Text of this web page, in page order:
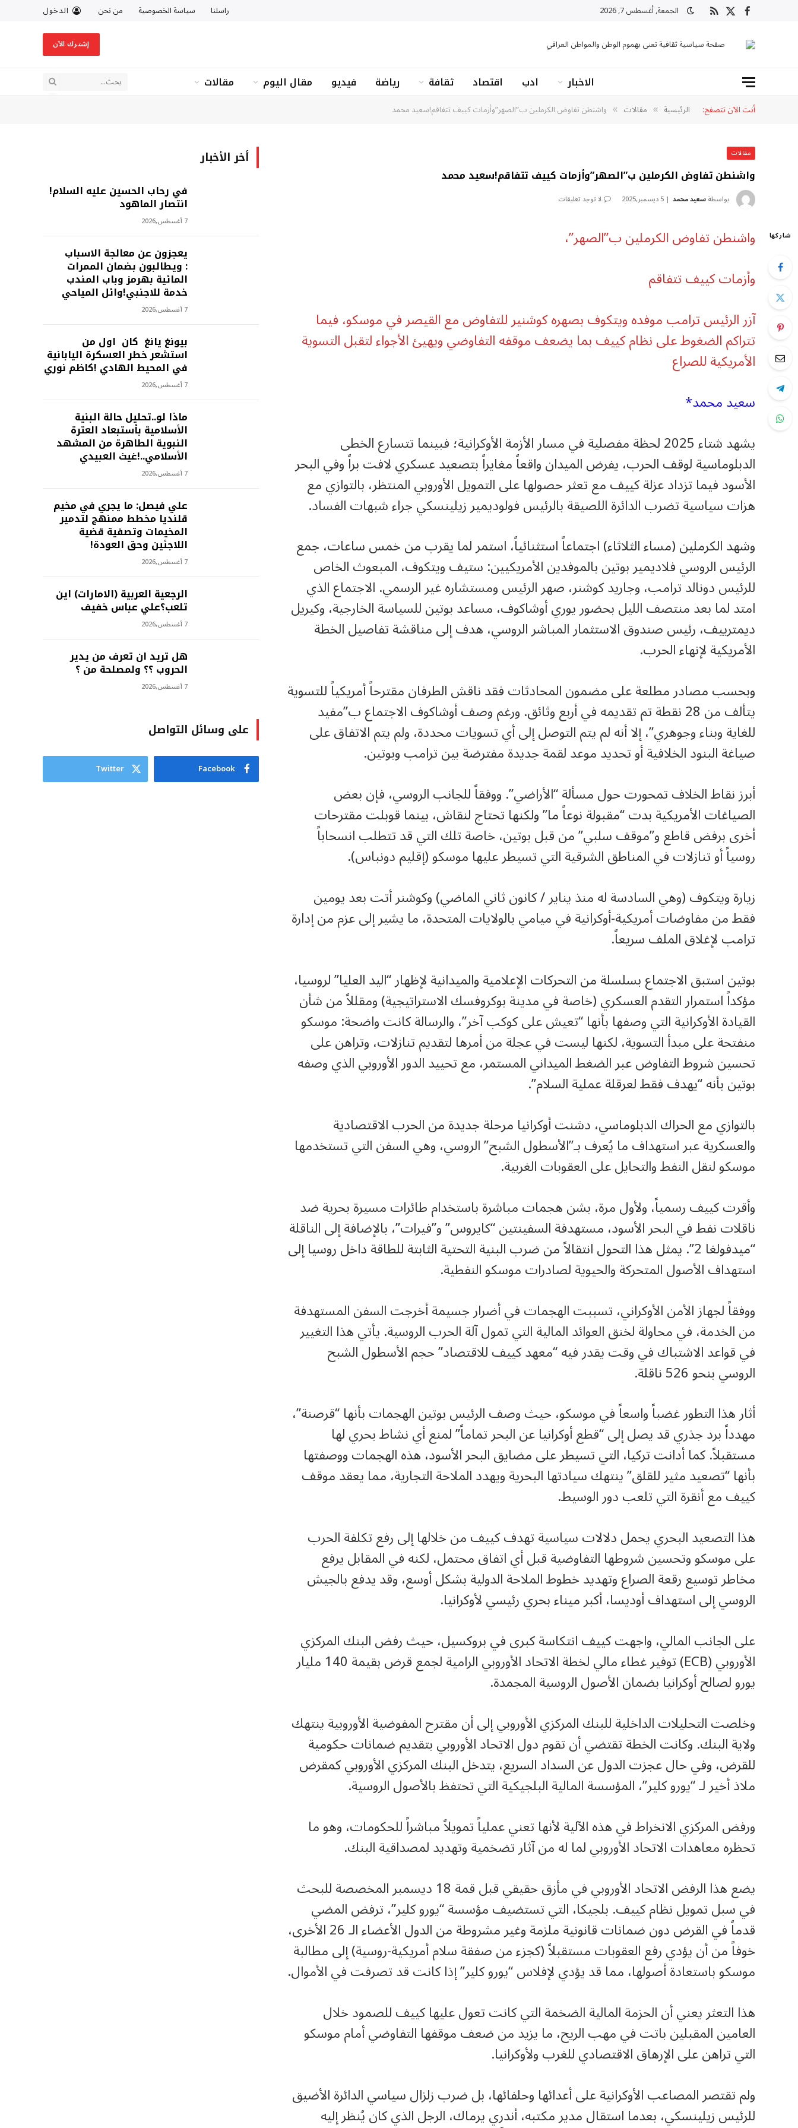
فيسبوك
X
RSS الجمعة, أغسطس 7, 2026 راسلنا سياسة الخصوصية من نحن الدخول
صفحة سياسية ثقافية تعنى بهموم الوطن والمواطن العراقي إشترك الآن
الاخبار ادب اقتصاد ثقافة رياضة فيديو مقال اليوم مقالات
أنت الآن تتصفح: الرئيسية » مقالات » واشنطن تفاوض الكرملين ب”الصهر”وأزمات كييف تتفاقم!سعيد محمد
مقالات
واشنطن تفاوض الكرملين ب”الصهر”وأزمات كييف تتفاقم!سعيد محمد
بواسطةسعيد محمد 5 ديسمبر,2025 لا توجد تعليقات
شاركها
واشنطن تفاوض الكرملين ب”الصهر”،
وأزمات كييف تتفاقم
آزر الرئيس ترامب موفده ويتكوف بصهره كوشنير للتفاوض مع القيصر في موسكو، فيما
تتراكم الضغوط على نظام كييف بما يضعف موقفه التفاوضي ويهيئ الأجواء لتقبل التسوية
الأمريكية للصراع
سعيد محمد*
يشهد شتاء 2025 لحظة مفصلية في مسار الأزمة الأوكرانية؛ فبينما تتسارع الخطى
الدبلوماسية لوقف الحرب، يفرض الميدان واقعاً مغايراً بتصعيد عسكري لافت براً وفي البحر
الأسود فيما تزداد عزلة كييف مع تعثر حصولها على التمويل الأوروبي المنتظر، بالتوازي مع
هزات سياسية تضرب الدائرة اللصيقة بالرئيس فولوديمير زيلينسكي جراء شبهات الفساد.
وشهد الكرملين (مساء الثلاثاء) اجتماعاً استثنائياً، استمر لما يقرب من خمس ساعات، جمع
الرئيس الروسي فلاديمير بوتين بالموفدين الأمريكيين: ستيف ويتكوف، المبعوث الخاص
للرئيس دونالد ترامب، وجاريد كوشنر، صهر الرئيس ومستشاره غير الرسمي. الاجتماع الذي
امتد لما بعد منتصف الليل بحضور يوري أوشاكوف، مساعد بوتين للسياسة الخارجية، وكيريل
ديمترييف، رئيس صندوق الاستثمار المباشر الروسي، هدف إلى مناقشة تفاصيل الخطة
الأمريكية لإنهاء الحرب.
وبحسب مصادر مطلعة على مضمون المحادثات فقد ناقش الطرفان مقترحاً أمريكياً للتسوية
يتألف من 28 نقطة تم تقديمه في أربع وثائق. ورغم وصف أوشاكوف الاجتماع ب”مفيد
للغاية وبناء وجوهري”، إلا أنه لم يتم التوصل إلى أي تسويات محددة، ولم يتم الاتفاق على
صياغة البنود الخلافية أو تحديد موعد لقمة جديدة مفترضة بين ترامب وبوتين.
أبرز نقاط الخلاف تمحورت حول مسألة “الأراضي”. ووفقاً للجانب الروسي، فإن بعض
الصياغات الأمريكية بدت “مقبولة نوعاً ما” ولكنها تحتاج لنقاش، بينما قوبلت مقترحات
أخرى برفض قاطع و”موقف سلبي” من قبل بوتين، خاصة تلك التي قد تتطلب انسحاباً
روسياً أو تنازلات في المناطق الشرقية التي تسيطر عليها موسكو (إقليم دونباس).
زيارة ويتكوف (وهي السادسة له منذ يناير / كانون ثاني الماضي) وكوشنر أتت بعد يومين
فقط من مفاوضات أمريكية-أوكرانية في ميامي بالولايات المتحدة، ما يشير إلى عزم من إدارة
ترامب لإغلاق الملف سريعاً.
بوتين استبق الاجتماع بسلسلة من التحركات الإعلامية والميدانية لإظهار “اليد العليا” لروسيا،
مؤكداً استمرار التقدم العسكري (خاصة في مدينة بوكروفسك الاستراتيجية) ومقللاً من شأن
القيادة الأوكرانية التي وصفها بأنها “تعيش على كوكب آخر”، والرسالة كانت واضحة: موسكو
منفتحة على مبدأ التسوية، لكنها ليست في عجلة من أمرها لتقديم تنازلات، وتراهن على
تحسين شروط التفاوض عبر الضغط الميداني المستمر، مع تحييد الدور الأوروبي الذي وصفه
بوتين بأنه “يهدف فقط لعرقلة عملية السلام”.
بالتوازي مع الحراك الدبلوماسي، دشنت أوكرانيا مرحلة جديدة من الحرب الاقتصادية
والعسكرية عبر استهداف ما يُعرف بـ”الأسطول الشبح” الروسي، وهي السفن التي تستخدمها
موسكو لنقل النفط والتحايل على العقوبات الغربية.
وأقرت كييف رسمياً، ولأول مرة، بشن هجمات مباشرة باستخدام طائرات مسيرة بحرية ضد
ناقلات نفط في البحر الأسود، مستهدفة السفينتين “كايروس” و”فيرات”، بالإضافة إلى الناقلة
“ميدفولغا 2”. يمثل هذا التحول انتقالاً من ضرب البنية التحتية الثابتة للطاقة داخل روسيا إلى
استهداف الأصول المتحركة والحيوية لصادرات موسكو النفطية.
ووفقاً لجهاز الأمن الأوكراني، تسببت الهجمات في أضرار جسيمة أخرجت السفن المستهدفة
من الخدمة، في محاولة لخنق العوائد المالية التي تمول آلة الحرب الروسية. يأتي هذا التغيير
في قواعد الاشتباك في وقت يقدر فيه “معهد كييف للاقتصاد” حجم الأسطول الشبح
الروسي بنحو 526 ناقلة.
أثار هذا التطور غضباً واسعاً في موسكو، حيث وصف الرئيس بوتين الهجمات بأنها “قرصنة”،
مهدداً برد جذري قد يصل إلى “قطع أوكرانيا عن البحر تماماً” لمنع أي نشاط بحري لها
مستقبلاً. كما أدانت تركيا، التي تسيطر على مضايق البحر الأسود، هذه الهجمات ووصفتها
بأنها “تصعيد مثير للقلق” ينتهك سيادتها البحرية ويهدد الملاحة التجارية، مما يعقد موقف
كييف مع أنقرة التي تلعب دور الوسيط.
هذا التصعيد البحري يحمل دلالات سياسية تهدف كييف من خلالها إلى رفع تكلفة الحرب
على موسكو وتحسين شروطها التفاوضية قبل أي اتفاق محتمل، لكنه في المقابل يرفع
مخاطر توسيع رقعة الصراع وتهديد خطوط الملاحة الدولية بشكل أوسع، وقد يدفع بالجيش
الروسي إلى استهداف أوديسا، أكبر ميناء بحري رئيسي لأوكرانيا.
على الجانب المالي، واجهت كييف انتكاسة كبرى في بروكسيل، حيث رفض البنك المركزي
الأوروبي (ECB) توفير غطاء مالي لخطة الاتحاد الأوروبي الرامية لجمع قرض بقيمة 140 مليار
يورو لصالح أوكرانيا بضمان الأصول الروسية المجمدة.
وخلصت التحليلات الداخلية للبنك المركزي الأوروبي إلى أن مقترح المفوضية الأوروبية ينتهك
ولاية البنك. وكانت الخطة تقتضي أن تقوم دول الاتحاد الأوروبي بتقديم ضمانات حكومية
للقرض، وفي حال عجزت الدول عن السداد السريع، يتدخل البنك المركزي الأوروبي كمقرض
ملاذ أخير لـ “يورو كلير”، المؤسسة المالية البلجيكية التي تحتفظ بالأصول الروسية.
ورفض المركزي الانخراط في هذه الآلية لأنها تعني عملياً تمويلاً مباشراً للحكومات، وهو ما
تحظره معاهدات الاتحاد الأوروبي لما له من آثار تضخمية وتهديد لمصداقية البنك.
يضع هذا الرفض الاتحاد الأوروبي في مأزق حقيقي قبل قمة 18 ديسمبر المخصصة للبحث
في سبل تمويل نظام كييف. بلجيكا، التي تستضيف مؤسسة “يورو كلير”، ترفض المضي
قدماً في القرض دون ضمانات قانونية ملزمة وغير مشروطة من الدول الأعضاء الـ 26 الأخرى،
خوفاً من أن يؤدي رفع العقوبات مستقبلاً (كجزء من صفقة سلام أمريكية-روسية) إلى مطالبة
موسكو باستعادة أصولها، مما قد يؤدي لإفلاس “يورو كلير” إذا كانت قد تصرفت في الأموال.
هذا التعثر يعني أن الحزمة المالية الضخمة التي كانت تعول عليها كييف للصمود خلال
العامين المقبلين باتت في مهب الريح، ما يزيد من ضعف موقفها التفاوضي أمام موسكو
التي تراهن على الإرهاق الاقتصادي للغرب ولأوكرانيا.
ولم تقتصر المصاعب الأوكرانية على أعدائها وحلفائها، بل ضرب زلزال سياسي الدائرة الأضيق
للرئيس زيلينسكي، بعدما استقال مدير مكتبه، أندري يرماك، الرجل الذي كان يُنظر إليه
أخر الأخبار
في رحاب الحسين عليه السلام!
انتصار الماهود
7 أغسطس,2026
يعجزون عن معالجة الاسباب
: ويطالبون بضمان الممرات
المائية بهرمز وباب المندب
خدمة للاجنبي!وائل المياحي
7 أغسطس,2026
بيونغ يانغ كان اول من
استشعر خطر العسكرة اليابانية
في المحيط الهادي !كاظم نوري
7 أغسطس,2026
ماذا لو..تحليل حالة البنية
الأسلامية بأستبعاد العترة
النبوية الطاهرة من المشهد
الأسلامي..!غيث العبيدي
7 أغسطس,2026
علي فيصل: ما يجري في مخيم
قلنديا مخطط ممنهج لتدمير
المخيمات وتصفية قضية
اللاجئين وحق العودة!
7 أغسطس,2026
الرجعية العربية (الامارات) اين
تلعب؟علي عباس خفيف
7 أغسطس,2026
هل تريد ان تعرف من يدير
الحروب ؟؟ ولمصلحة من ؟
7 أغسطس,2026
على وسائل التواصل
Facebook
Twitter